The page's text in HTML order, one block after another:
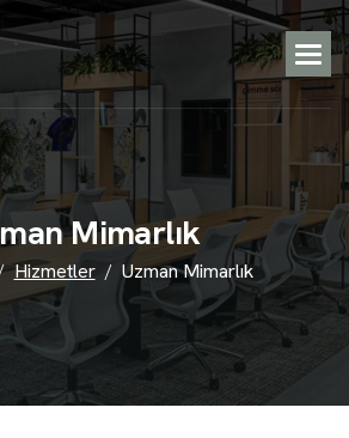
manMimarlık
Hizmetler Uzman Mimarlık